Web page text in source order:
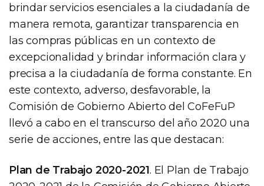
brindar servicios esenciales a la ciudadanía de
manera remota, garantizar transparencia en
las compras públicas en un contexto de
excepcionalidad y brindar información clara y
precisa a la ciudadanía de forma constante. En
este contexto, adverso, desfavorable, la
Comisión de Gobierno Abierto del CoFeFuP
llevó a cabo en el transcurso del año 2020 una
serie de acciones, entre las que destacan:
Plan de Trabajo 2020-2021. El Plan de Trabajo